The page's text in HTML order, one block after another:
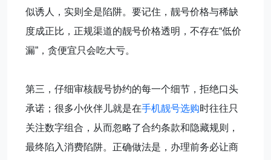
似诱人，实则全是陷阱。要记住，靓号价格与稀缺
度成正比，正规渠道的靓号价格透明，不存在“低价
漏”，贪便宜只会吃大亏。
第三，仔细审核靓号协约的每一个细节，拒绝口头
承诺；很多小伙伴儿就是在手机靓号选购时往往只
关注数字组合，从而忽略了合约条款和隐藏规则，
最终陷入消费陷阱。正确做法是，办理前务必让商